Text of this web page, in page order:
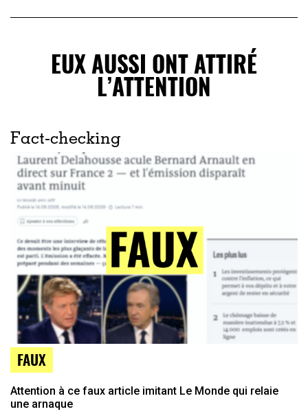
EUX AUSSI ONT ATTIRÉ
L’ATTENTION
Fact-checking
FAUX
Attention à ce faux article imitant Le Monde qui relaie
une arnaque